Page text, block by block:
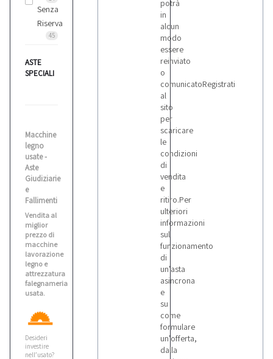
Senza
Riserva
45
ASTE
SPECIALI
Macchine
legno
usate -
Aste
Giudiziarie
e
Fallimenti
Vendita al
miglior
prezzo di
macchine
lavorazione
legno e
attrezzatura
falegnameria
usata.
Desideri
investire
nell’usato?
potrà
in
alcun
modo
essere
reinviato
o
comunicatoRegistrati
al
sito
per
scaricare
le
condizioni
di
vendita
e
ritiro.Per
ulteriori
informazioni
sul
funzionamento
di
un'asta
asincrona
e
su
come
formulare
un'offerta,
dalla